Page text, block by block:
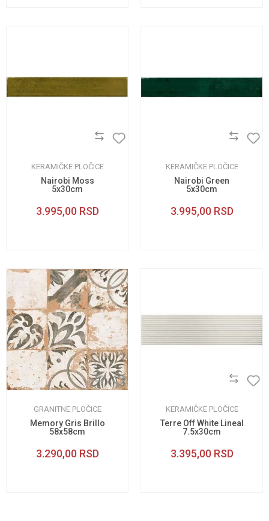
KERAMIČKE PLOČICE
Nairobi Moss
5x30cm
3.995,00 RSD
KERAMIČKE PLOČICE
Nairobi Green
5x30cm
3.995,00 RSD
GRANITNE PLOČICE
Memory Gris Brillo
58x58cm
3.290,00 RSD
KERAMIČKE PLOČICE
Terre Off White Lineal
7.5x30cm
3.395,00 RSD